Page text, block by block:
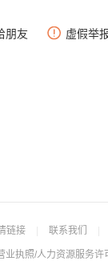
朋友 虚假举
链接 联系我们
业执照/人力资源服务许